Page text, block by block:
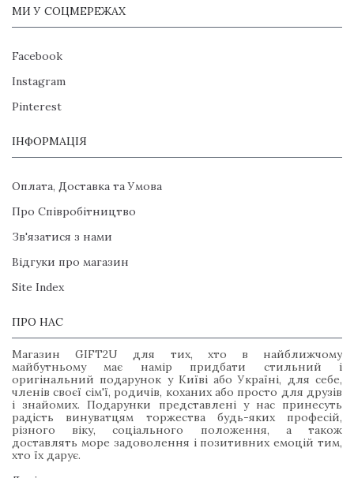
МИ У СОЦМЕРЕЖАХ
Facebook
Instagram
Pinterest
ІНФОРМАЦІЯ
Оплата, Доставка та Умова
Про Співробітництво
Зв'язатися з нами
Відгуки про магазин
Site Index
ПРО НАС
Магазин GIFT2U для тих, хто в найближчому
майбутньому має намір придбати стильний і
оригінальний подарунок у Київі або Україні, для себе,
членів своєї сім'ї, родичів, коханих або просто для друзів
і знайомих. Подарунки представлені у нас принесуть
радість винуватцям торжества будь-яких професій,
різного віку, соціального положення, а також
доставлять море задоволення і позитивних емоцій тим,
хто їх дарує.